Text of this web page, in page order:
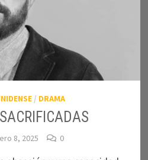
/ DRAMA
8, 2025 0